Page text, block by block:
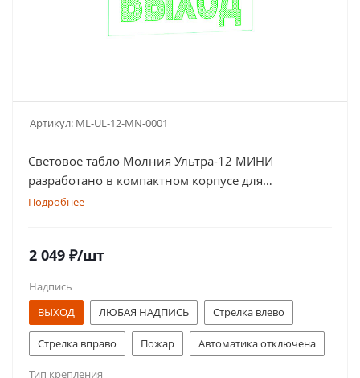
Артикул: ML-UL-12-MN-0001
Световое табло Молния Ультра-12 МИНИ
разработано в компактном корпусе для
современных интерьеров
Подробнее
2 049 ₽/шт
Надпись
ВЫХОД
ЛЮБАЯ НАДПИСЬ Стрелка влево
Стрелка вправо Пожар Автоматика отключена
Газ! Уходи!
Тип крепления